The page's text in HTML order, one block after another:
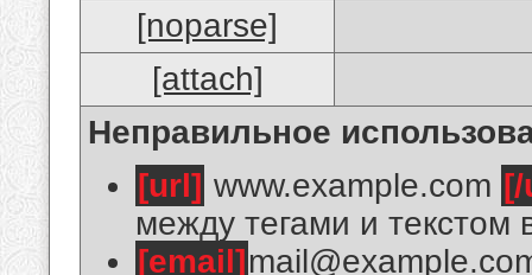
[noparse]
[attach]
Неправильное
[url] www.example.com
между тегами и текстом
[email]